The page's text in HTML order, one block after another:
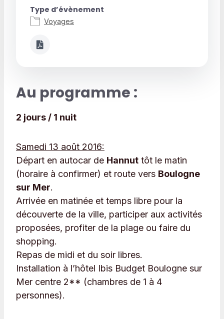
Type d’évènement
Voyages
Au programme :
2 jours / 1 nuit
Samedi 13 août 2016:
Départ en autocar de Hannut tôt le matin
(horaire à confirmer) et route vers Boulogne
sur Mer.
Arrivée en matinée et temps libre pour la
découverte de la ville, participer aux activités
proposées, profiter de la plage ou faire du
shopping.
Repas de midi et du soir libres.
Installation à l’hôtel Ibis Budget Boulogne sur
Mer centre 2** (chambres de 1 à 4
personnes).